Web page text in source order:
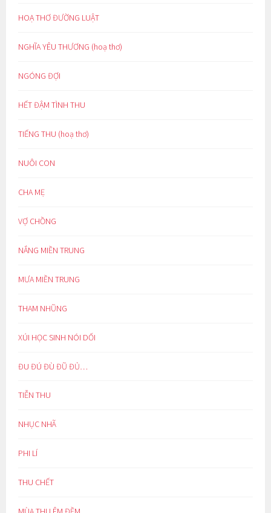
HOẠ THƠ ĐƯỜNG LUẬT
NGHĨA YÊU THƯƠNG (hoạ thơ)
NGÓNG ĐỢI
HẾT ĐẬM TÌNH THU
TIẾNG THU (hoạ thơ)
NUÔI CON
CHA MẸ
VỢ CHỒNG
NẮNG MIỀN TRUNG
MƯA MIỀN TRUNG
THAM NHŨNG
XÚI HỌC SINH NÓI DỐI
ĐU ĐÚ ĐÙ ĐŨ ĐỦ…
TIỄN THU
NHỤC NHÃ
PHI LÍ
THU CHẾT